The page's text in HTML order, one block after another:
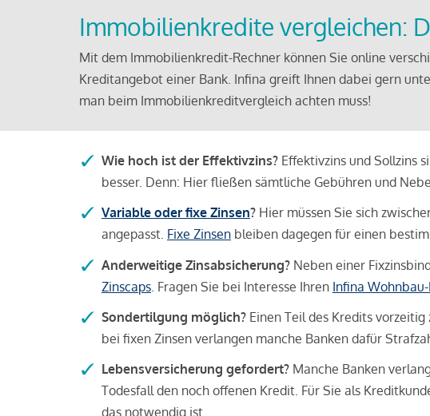
Immobilienkredite vergleichen:
Mit dem Immobilienkredit-Rechner können Sie online
Kreditangebot einer Bank. Infina greift Ihnen dabei gern
man beim Immobilienkreditvergleich achten muss!
Wie hoch ist der Effektivzins? Effektivzins und Sollzins
besser. Denn: Hier fließen sämtliche Gebühren und
Variable oder fixe Zinsen? Hier müssen Sie sich
angepasst. Fixe Zinsen bleiben dagegen für einen
Anderweitige Zinsabsicherung? Neben einer
Zinscaps . Fragen Sie bei Interesse Ihren Infina
Sondertilgung möglich? Einen Teil des Kredits
bei fixen Zinsen verlangen manche Banken dafür
Lebensversicherung gefordert? Manche Banken
Todesfall den noch offenen Kredit. Für Sie als
das notwendig ist.